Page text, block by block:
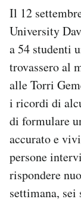
Il 12
University
a 54 studenti
trovassero al
alle Torri
i ricordi di
di formulare
accurato e
persone
rispondere
settimana, sei